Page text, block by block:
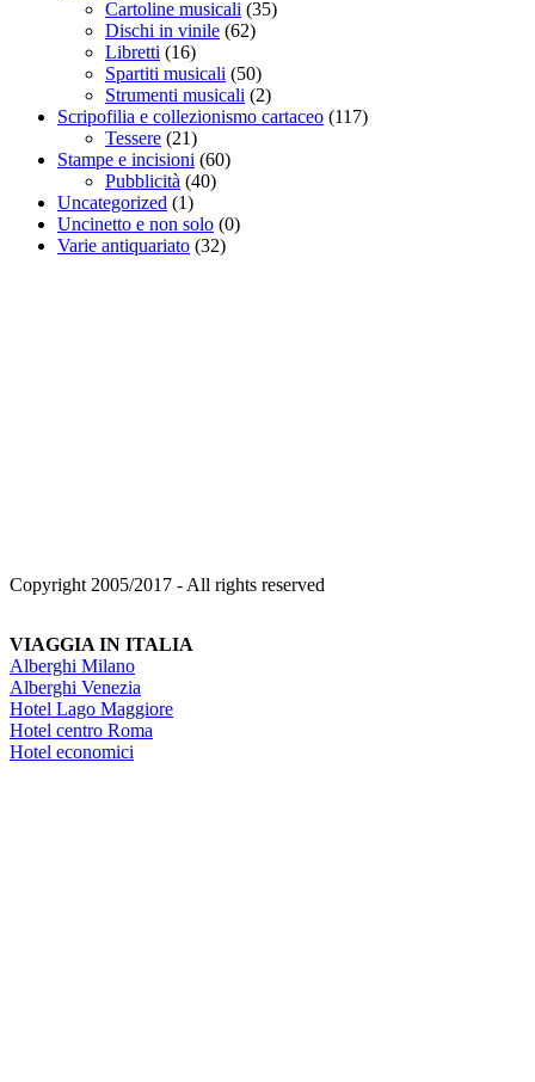
Cartoline musicali (35)
Dischi in vinile (62)
Libretti (16)
Spartiti musicali (50)
Strumenti musicali (2)
Scripofilia e collezionismo cartaceo (117)
Tessere (21)
Stampe e incisioni (60)
Pubblicità (40)
Uncategorized (1)
Uncinetto e non solo (0)
Varie antiquariato (32)
Copyright 2005/2017 - All rights reserved
VIAGGIA IN ITALIA
Alberghi Milano
Alberghi Venezia
Hotel Lago Maggiore
Hotel centro Roma
Hotel economici